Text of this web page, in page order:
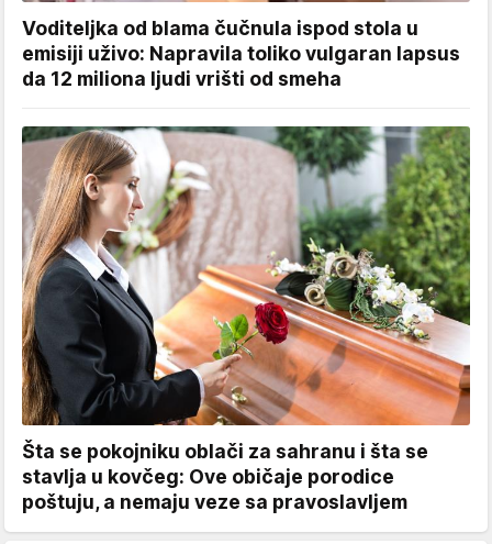
Voditeljka od blama čučnula ispod stola u
emisiji uživo: Napravila toliko vulgaran lapsus
da 12 miliona ljudi vrišti od smeha
Šta se pokojniku oblači za sahranu i šta se
stavlja u kovčeg: Ove običaje porodice
poštuju, a nemaju veze sa pravoslavljem